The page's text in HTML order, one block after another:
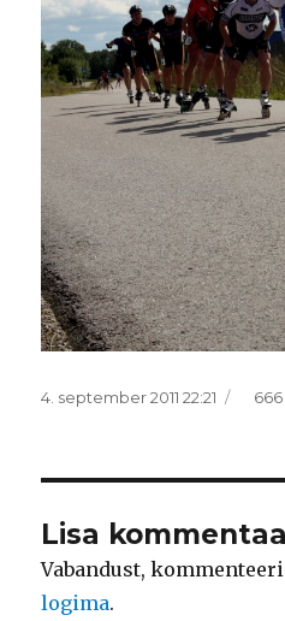
Postitatud
4. september 2011 22:21 666
Lisa
Vabandust,
logima.